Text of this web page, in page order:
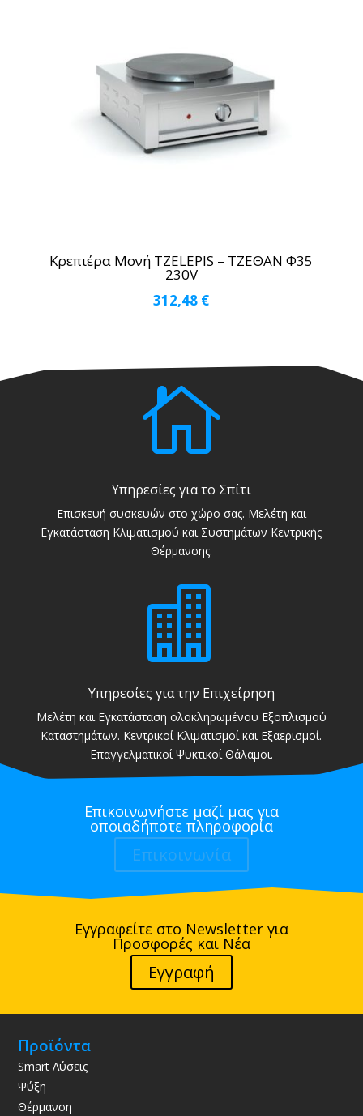
Κρεπιέρα Μονή TZELEPIS – ΤΖΕΘΑΝ Φ35
230V
312,48 €

Υπηρεσίες για το Σπίτι
Επισκευή συσκευών στο χώρο σας. Μελέτη και
Εγκατάσταση Κλιματισμού και Συστημάτων Κεντρικής
Θέρμανσης.

Υπηρεσίες για την Επιχείρηση
Μελέτη και Εγκατάσταση ολοκληρωμένου Εξοπλισμού
Καταστημάτων. Κεντρικοί Κλιματισμοί και Εξαερισμοί.
Επαγγελματικοί Ψυκτικοί Θάλαμοι.
Επικοινωνήστε μαζί μας για
οποιαδήποτε πληροφορία
Επικοινωνία
Εγγραφείτε στο Newsletter για
Προσφορές και Νέα
Εγγραφή
Προϊόντα
Smart Λύσεις
Ψύξη
Θέρμανση